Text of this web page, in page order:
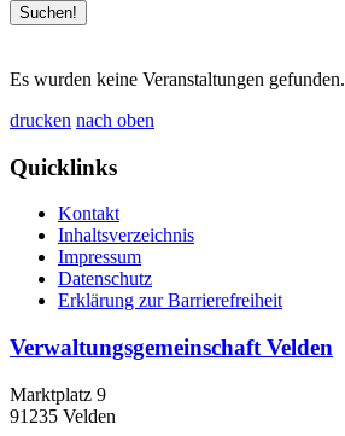
Es wurden keine Veranstaltungen gefunden.
drucken nach oben
Quicklinks
Kontakt
Inhaltsverzeichnis
Impressum
Datenschutz
Erklärung zur Barrierefreiheit
Verwaltungsgemeinschaft Velden
Marktplatz 9
91235 Velden